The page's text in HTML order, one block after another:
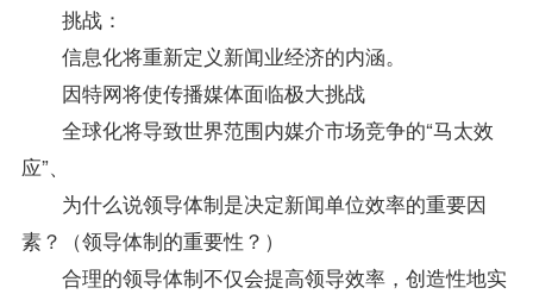
挑战：
信息化将重新定义新闻业经济的内涵。
因特网将使传播媒体面临极大挑战
全球化将导致世界范围内媒介市场竞争的“马太效
应”、
为什么说领导体制是决定新闻单位效率的重要因
素？（领导体制的重要性？）
合理的领导体制不仅会提高领导效率，创造性地实